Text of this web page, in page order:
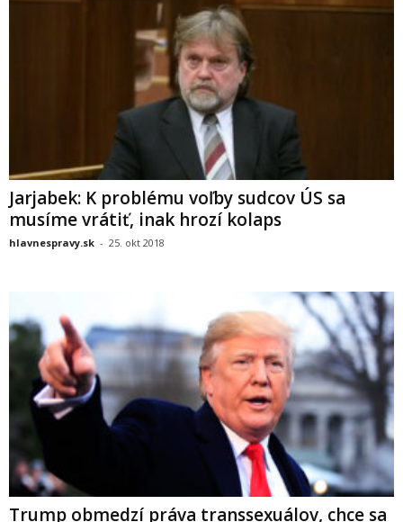
Jarjabek: K problému voľby sudcov ÚS sa
musíme vrátiť, inak hrozí kolaps
hlavnespravy.sk - 25. okt 2018
Trump obmedzí práva transsexuálov, chce sa